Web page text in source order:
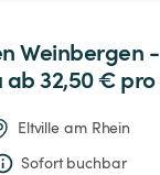
Weinbergen -
ab 32,50 €
Eltville am Rhein
Sofort buchbar